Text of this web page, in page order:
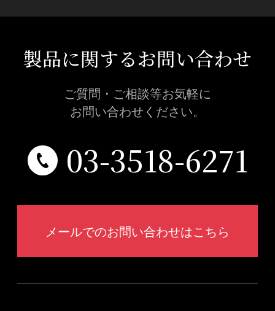
製品に関するお問い合わせ
ご質問・ご相談等お気軽に
お問い合わせください。
03-3518-6271
メールでのお問い合わせはこちら